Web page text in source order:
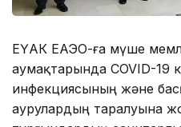
ЕҮАК ЕАЭО-ға мүше
аумақтарында COVID-19
инфекциясының және
аурулардың таралуына